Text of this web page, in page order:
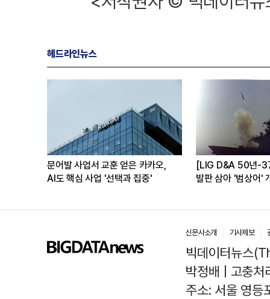
헤드라인뉴스
문어발 사업서 교훈 얻은 카카오,
AI도 핵심 사업 '선택과 집중'
[LIG D&A 50년-
발판 삼아 '범상어'
신문사소개 기사제보
빅데이터뉴스
박정배 | 고충
주소: 서울 영